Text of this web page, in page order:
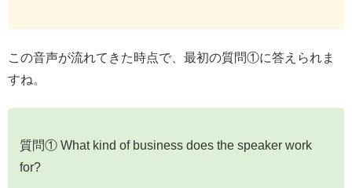
この音声が流れてきた時点で、最初の質問①に答えられま
すね。
質問① What kind of business does the speaker work
for?